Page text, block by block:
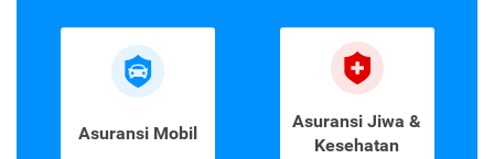
Asuransi Mobil
Asuransi Jiwa &
Kesehatan